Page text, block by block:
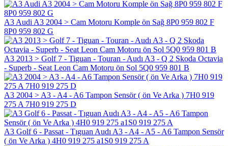
A3 Audi A3 2004 > Cam Motoru Komple ön Sağ 8P0 959 802 F
8P0 959 802 G
A3 2013 > Golf 7 - Tiguan - Touran - Audı A3 - Q 2 Skoda Octavia
- Superb - Seat Leon Cam Motoru ön Sol 5Q0 959 801 B
A3 2004 > A3 - A4 - A6 Tampon Sensör ( ön Ve Arka ) 7H0 919
275 A 7H0 919 275 D
A3 Golf 6 - Passat - Tıguan Audı A3 - A4 - A5 - A6 Tampon Sensör
( ön Ve Arka ) 4H0 919 275 a1S0 919 275 A